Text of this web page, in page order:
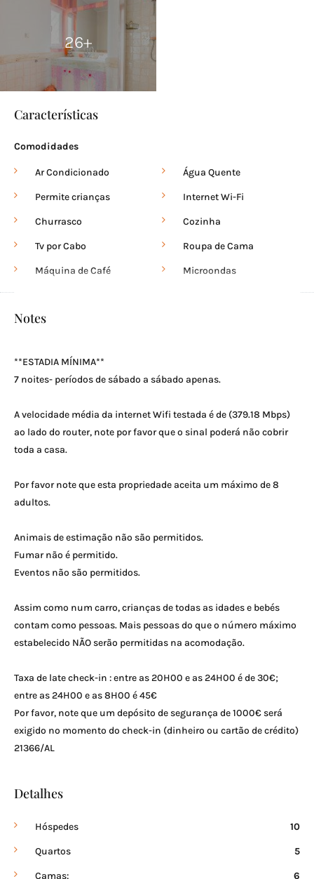
por favor avise-nos.
Trânsito
Soltroia é uma zona muito calma. A maioria das pessoas deixa
o carro em casa e desloca-se a pé ou anda de bicicleta até à
praia.
26+
Características
Comodidades
Ar Condicionado
Permite crianças
Churrasco
Tv por Cabo
Máquina de Café
Loiça e Talheres
Máq. Lavar Loiça
Kit primeiros socorros
Secador de Cabelo
Água Quente
Internet Wi-Fi
Cozinha
Roupa de Cama
Microondas
Toalhas de banho
Máq. Lavar Roupa
Notes
**ESTADIA MÍNIMA**
7 noites- períodos de sábado a sábado apenas.
A velocidade média da internet Wifi testada é de (379.18 Mbps)
ao lado do router, note por favor que o sinal poderá não cobrir
toda a casa.
Por favor note que esta propriedade aceita um máximo de 8
adultos.
Animais de estimação não são permitidos.
Fumar não é permitido.
Eventos não são permitidos.
Assim como num carro, crianças de todas as idades e bebés
contam como pessoas. Mais pessoas do que o número máximo
estabelecido NÃO serão permitidas na acomodação.
Taxa de late check-in : entre as 20H00 e as 24H00 é de 30€;
entre as 24H00 e as 8H00 é 45€
Por favor, note que um depósito de segurança de 1000€ será
exigido no momento do check-in (dinheiro ou cartão de crédito)
21366/AL
Detalhes
Hóspedes 10
Quartos 5
Camas: 6